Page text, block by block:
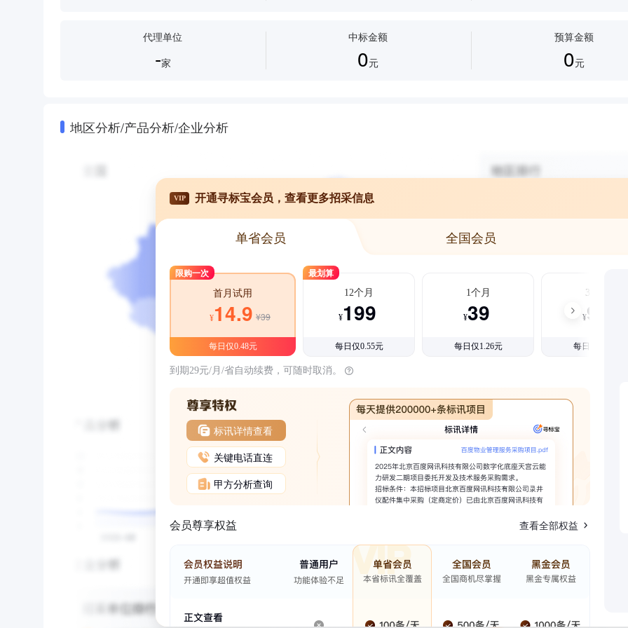
代理单位
-家
中标金额
0元
预算金额
0元
地区分析/产品分析/企业分析
VIP 开通寻标宝会员，查看更多招采信息
单省会员 全国会员
限购一次
首月试用
¥14.9 ¥39
每日仅0.48元
最划算
12个月
¥199
每日仅0.55元
1个月
¥39
每日仅1.26元
3个月
¥99
每日仅1.08元
到期29元/月/省自动续费，可随时取消。
标讯详情查看
关键电话直连
甲方分析查询
会员尊享权益 查看全部权益